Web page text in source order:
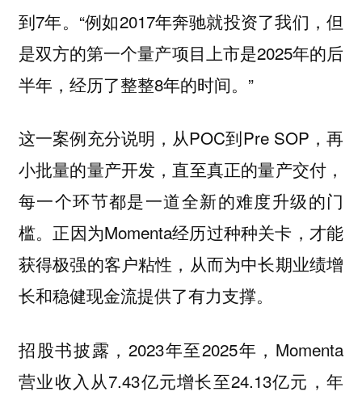
到7年。“例如2017年奔驰就投资了我们，但
是双方的第一个量产项目上市是2025年的后
半年，经历了整整8年的时间。”
这一案例充分说明，从POC到Pre SOP，再
小批量的量产开发，直至真正的量产交付，
每一个环节都是一道全新的难度升级的门
槛。正因为Momenta经历过种种关卡，才能
获得极强的客户粘性，从而为中长期业绩增
长和稳健现金流提供了有力支撑。
招股书披露，2023年至2025年，Momenta
营业收入从7.43亿元增长至24.13亿元，年